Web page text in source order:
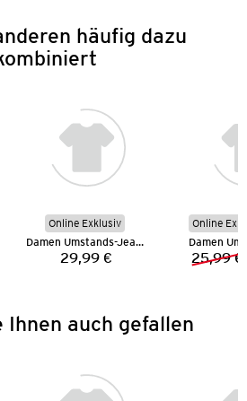
häufig dazu
Online Exklusiv
Damen Umstands-Jeans
Preis:
29,99 €
Online
Damen
25,99 €
Ihnen auch gefallen